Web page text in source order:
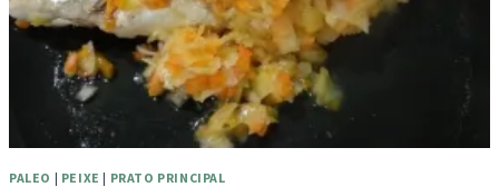
PALEO | PEIXE | PRATO PRINCIPAL